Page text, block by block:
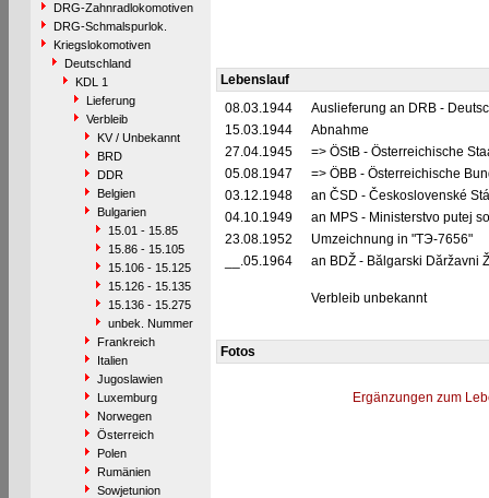
DRG-Zahnradlokomotiven
DRG-Schmalspurlok.
Kriegslokomotiven
Deutschland
KDL 1
Lieferung
Verbleib
KV / Unbekannt
BRD
DDR
Belgien
Bulgarien
15.01 - 15.85
15.86 - 15.105
15.106 - 15.125
15.126 - 15.135
15.136 - 15.275
unbek. Nummer
Frankreich
Italien
Jugoslawien
Luxemburg
Norwegen
Österreich
Polen
Rumänien
Sowjetunion
Lebenslauf
08.03.1944
Auslieferung an DRB -
15.03.1944
Abnahme
27.04.1945
=> ÖStB - Österreichische
05.08.1947
=> ÖBB - Österreichische
03.12.1948
an ČSD - Československé
04.10.1949
an MPS - Ministerstvo putej
23.08.1952
Umzeichnung in "TЭ-7656"
__.05.1964
an BDŽ - Bălgarski Dăržavni
Verbleib unbekannt
Fotos
Ergänzungen zum